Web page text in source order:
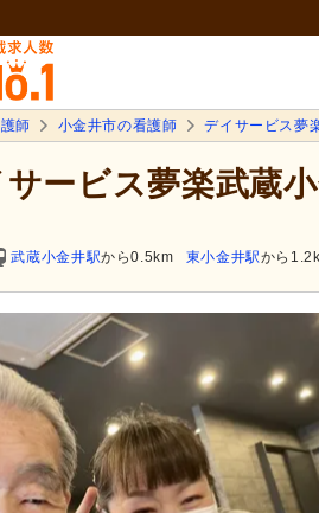
師 小金井市の看護師 デイサービス夢
サービス夢楽武蔵
武蔵小金井駅から0.5km 東小金井駅から